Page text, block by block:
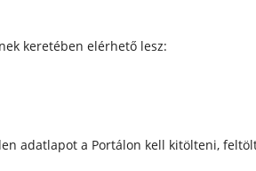
keretében elérhető lesz:
adatlapot a Portálon kell kitölteni,